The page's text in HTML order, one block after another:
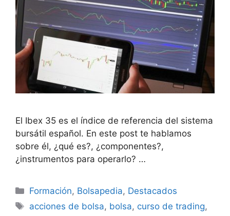
El Ibex 35 es el índice de referencia del sistema
bursátil español. En este post te hablamos
sobre él, ¿qué es?, ¿componentes?,
¿instrumentos para operarlo? …
Categorías
Formación, Bolsapedia, Destacados
Etiquetas
acciones de bolsa, bolsa, curso de trading,